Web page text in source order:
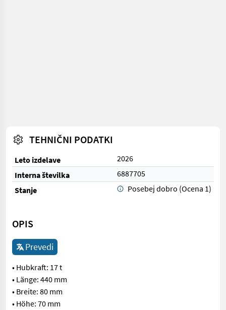
TEHNIČNI PODATKI
Leto izdelave
2026
Interna številka
6887705
Stanje
Posebej dobro (Ocena 1)
OPIS
Prevedi
• Hubkraft: 17 t
• Länge: 440 mm
• Breite: 80 mm
• Höhe: 70 mm